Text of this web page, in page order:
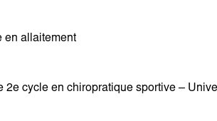
en allaitement
2e cycle en chiropratique sportive –